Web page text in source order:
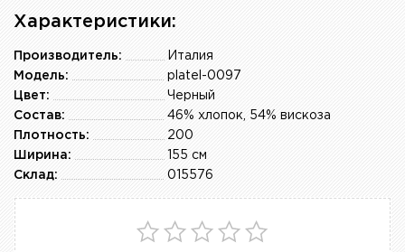
Характеристики:
Италия
Производитель:
platel-0097
Модель:
Черный
Цвет:
46% хлопок, 54% вискоза
Состав:
200
Плотность:
155 см
Ширина:
015576
Склад: